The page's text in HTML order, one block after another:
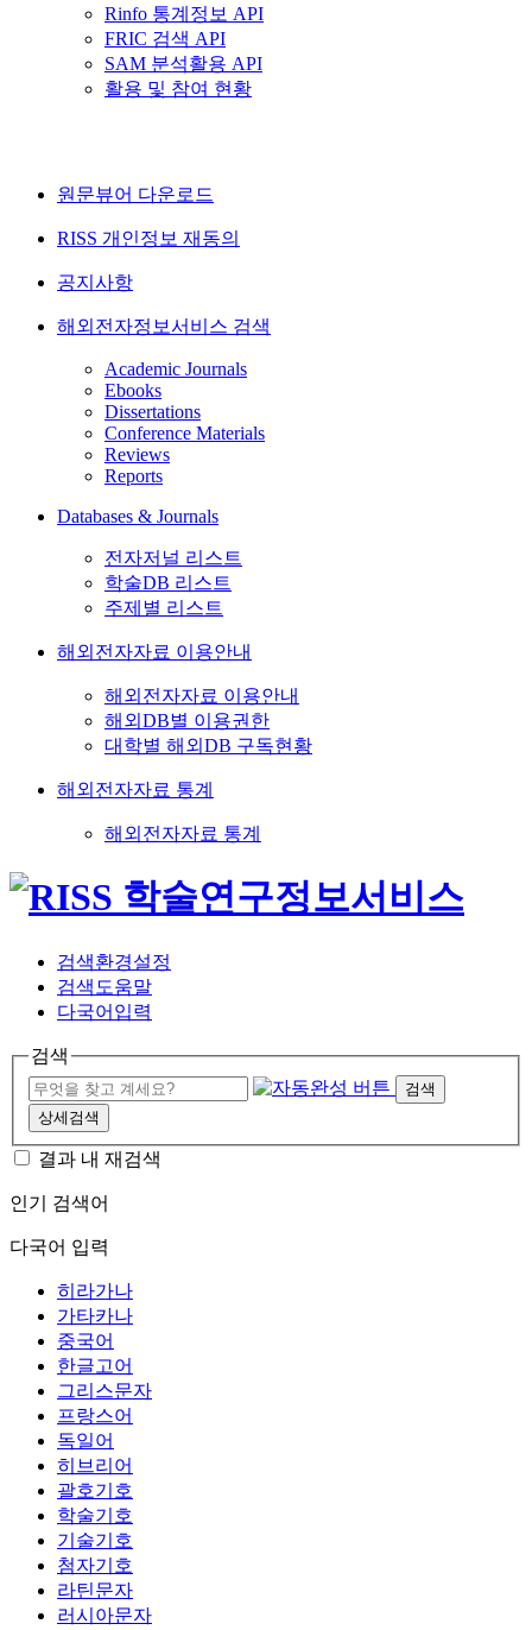
Rinfo 통계정보 API
FRIC 검색 API
SAM 분석활용 API
활용 및 참여 현황
원문뷰어 다운로드
RISS 개인정보 재동의
공지사항
해외전자정보서비스 검색
Academic Journals
Ebooks
Dissertations
Conference Materials
Reviews
Reports
Databases & Journals
전자저널 리스트
학술DB 리스트
주제별 리스트
해외전자자료 이용안내
해외전자자료 이용안내
해외DB별 이용권한
대학별 해외DB 구독현황
해외전자자료 통계
해외전자자료 통계
검색환경설정
검색도움말
다국어입력
검색
검색
상세검색
결과 내 재검색
인기 검색어
다국어 입력
히라가나
가타카나
중국어
한글고어
그리스문자
프랑스어
독일어
히브리어
괄호기호
학술기호
기술기호
첨자기호
라틴문자
러시아문자